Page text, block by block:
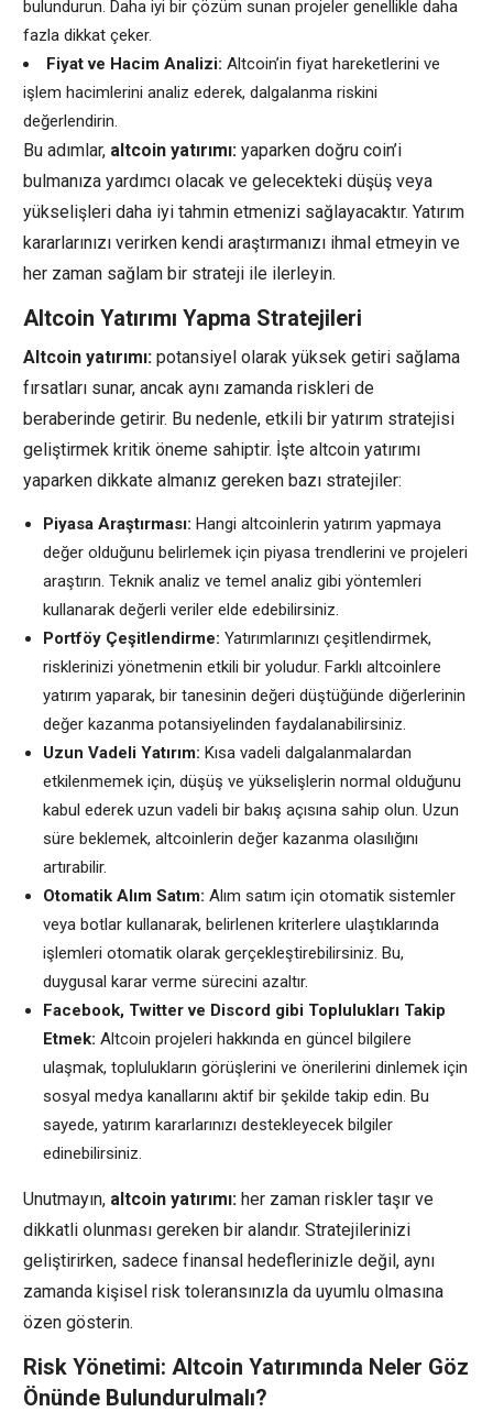
bulundurun. Daha iyi bir çözüm sunan projeler genellikle daha
fazla dikkat çeker.
Fiyat ve Hacim Analizi: Altcoin’in fiyat hareketlerini ve
işlem hacimlerini analiz ederek, dalgalanma riskini
değerlendirin.
Bu adımlar, altcoin yatırımı: yaparken doğru coin’i
bulmanıza yardımcı olacak ve gelecekteki düşüş veya
yükselişleri daha iyi tahmin etmenizi sağlayacaktır. Yatırım
kararlarınızı verirken kendi araştırmanızı ihmal etmeyin ve
her zaman sağlam bir strateji ile ilerleyin.
Altcoin Yatırımı Yapma Stratejileri
Altcoin yatırımı: potansiyel olarak yüksek getiri sağlama
fırsatları sunar, ancak aynı zamanda riskleri de
beraberinde getirir. Bu nedenle, etkili bir yatırım stratejisi
geliştirmek kritik öneme sahiptir. İşte altcoin yatırımı
yaparken dikkate almanız gereken bazı stratejiler:
Piyasa Araştırması: Hangi altcoinlerin yatırım yapmaya
değer olduğunu belirlemek için piyasa trendlerini ve projeleri
araştırın. Teknik analiz ve temel analiz gibi yöntemleri
kullanarak değerli veriler elde edebilirsiniz.
Portföy Çeşitlendirme: Yatırımlarınızı çeşitlendirmek,
risklerinizi yönetmenin etkili bir yoludur. Farklı altcoinlere
yatırım yaparak, bir tanesinin değeri düştüğünde diğerlerinin
değer kazanma potansiyelinden faydalanabilirsiniz.
Uzun Vadeli Yatırım: Kısa vadeli dalgalanmalardan
etkilenmemek için, düşüş ve yükselişlerin normal olduğunu
kabul ederek uzun vadeli bir bakış açısına sahip olun. Uzun
süre beklemek, altcoinlerin değer kazanma olasılığını
artırabilir.
Otomatik Alım Satım: Alım satım için otomatik sistemler
veya botlar kullanarak, belirlenen kriterlere ulaştıklarında
işlemleri otomatik olarak gerçekleştirebilirsiniz. Bu,
duygusal karar verme sürecini azaltır.
Facebook, Twitter ve Discord gibi Toplulukları Takip
Etmek: Altcoin projeleri hakkında en güncel bilgilere
ulaşmak, toplulukların görüşlerini ve önerilerini dinlemek için
sosyal medya kanallarını aktif bir şekilde takip edin. Bu
sayede, yatırım kararlarınızı destekleyecek bilgiler
edinebilirsiniz.
Unutmayın, altcoin yatırımı: her zaman riskler taşır ve
dikkatli olunması gereken bir alandır. Stratejilerinizi
geliştirirken, sadece finansal hedeflerinizle değil, aynı
zamanda kişisel risk toleransınızla da uyumlu olmasına
özen gösterin.
Risk Yönetimi: Altcoin Yatırımında Neler Göz
Önünde Bulundurulmalı?